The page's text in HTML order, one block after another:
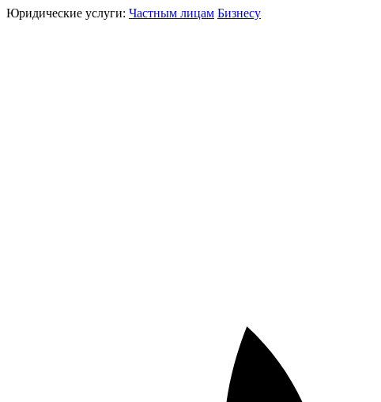
Юридические услуги: Частным лицам Бизнесу